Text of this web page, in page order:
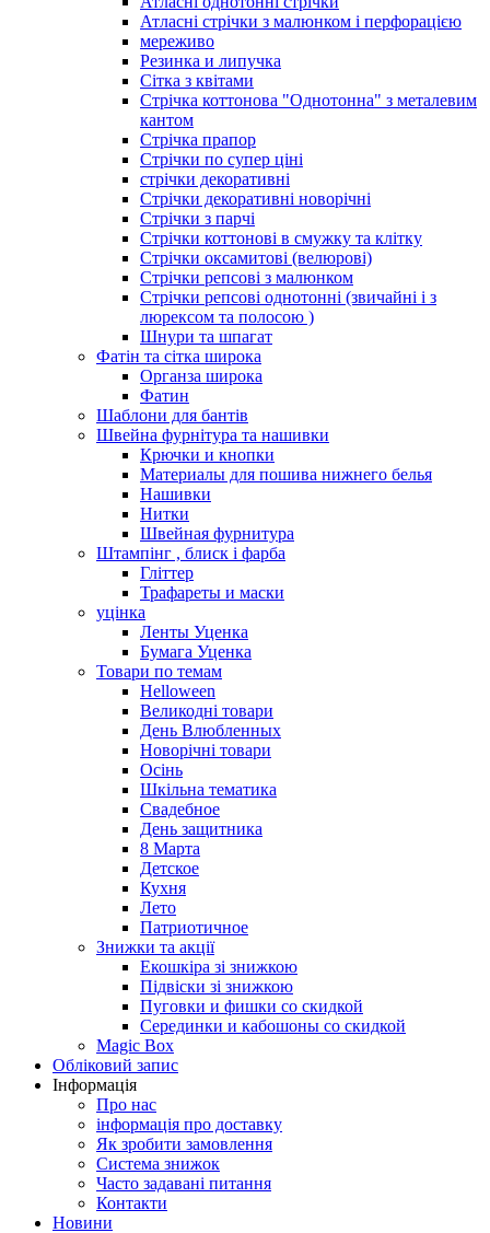
Атласні стрічки з малюнком і перфорацією
мереживо
Резинка и липучка
Сітка з квітами
Стрічка коттонова "Однотонна" з металевим
кантом
Стрічка прапор
Стрічки по супер ціні
стрічки декоративні
Стрічки декоративні новорічні
Стрічки з парчі
Стрічки коттонові в смужку та клітку
Стрічки оксамитові (велюрові)
Стрічки репсові з малюнком
Стрічки репсові однотонні (звичайні і з
люрексом та полосою )
Шнури та шпагат
Фатін та сітка широка
Органза широка
Фатин
Шаблони для бантів
Швейна фурнітура та нашивки
Крючки и кнопки
Материалы для пошива нижнего белья
Нашивки
Нитки
Швейная фурнитура
Штампінг , блиск і фарба
Гліттер
Трафареты и маски
уцінка
Ленты Уценка
Бумага Уценка
Товари по темам
Helloween
Великодні товари
День Влюбленных
Новорічні товари
Осінь
Шкільна тематика
Свадебное
День защитника
8 Марта
Детское
Кухня
Лето
Патриотичное
Знижки та акції
Екошкіра зі знижкою
Підвіски зі знижкою
Пуговки и фишки со скидкой
Серединки и кабошоны со скидкой
Magic Box
Обліковий запис
Інформація
Про нас
інформація про доставку
Як зробити замовлення
Система знижок
Часто задавані питання
Контакти
Новини